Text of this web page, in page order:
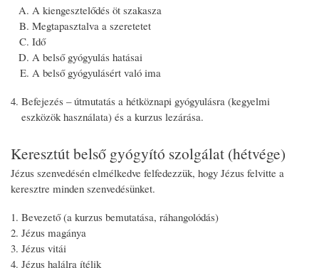
A kiengesztelődés öt szakasza
Megtapasztalva a szeretetet
Idő
A belső gyógyulás hatásai
A belső gyógyulásért való ima
Befejezés – útmutatás a hétköznapi gyógyulásra (kegyelmi
eszközök használata) és a kurzus lezárása.
Keresztút belső gyógyító szolgálat (hétvége)
Jézus szenvedésén elmélkedve felfedezzük, hogy Jézus felvitte a
keresztre minden szenvedésünket.
Bevezető (a kurzus bemutatása, ráhangolódás)
Jézus magánya
Jézus vitái
Jézus halálra ítélik